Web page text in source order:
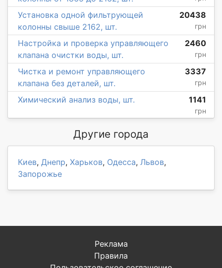
Установка одной фильтрующей
колонны свыше 2162, шт.
20438
грн
Настройка и проверка управляющего
клапана очистки воды, шт.
2460
грн
Чистка и ремонт управляющего
клапана без деталей, шт.
3337
грн
Химический анализ воды, шт. 1141
грн
Другие города
Киев, Днепр, Харьков, Одесса, Львов,
Запорожье
Реклама
Правила